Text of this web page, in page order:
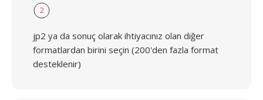
2
jp2 ya da sonuç olarak ihtiyacınız olan diğer
formatlardan birini seçin (200'den fazla format
desteklenir)